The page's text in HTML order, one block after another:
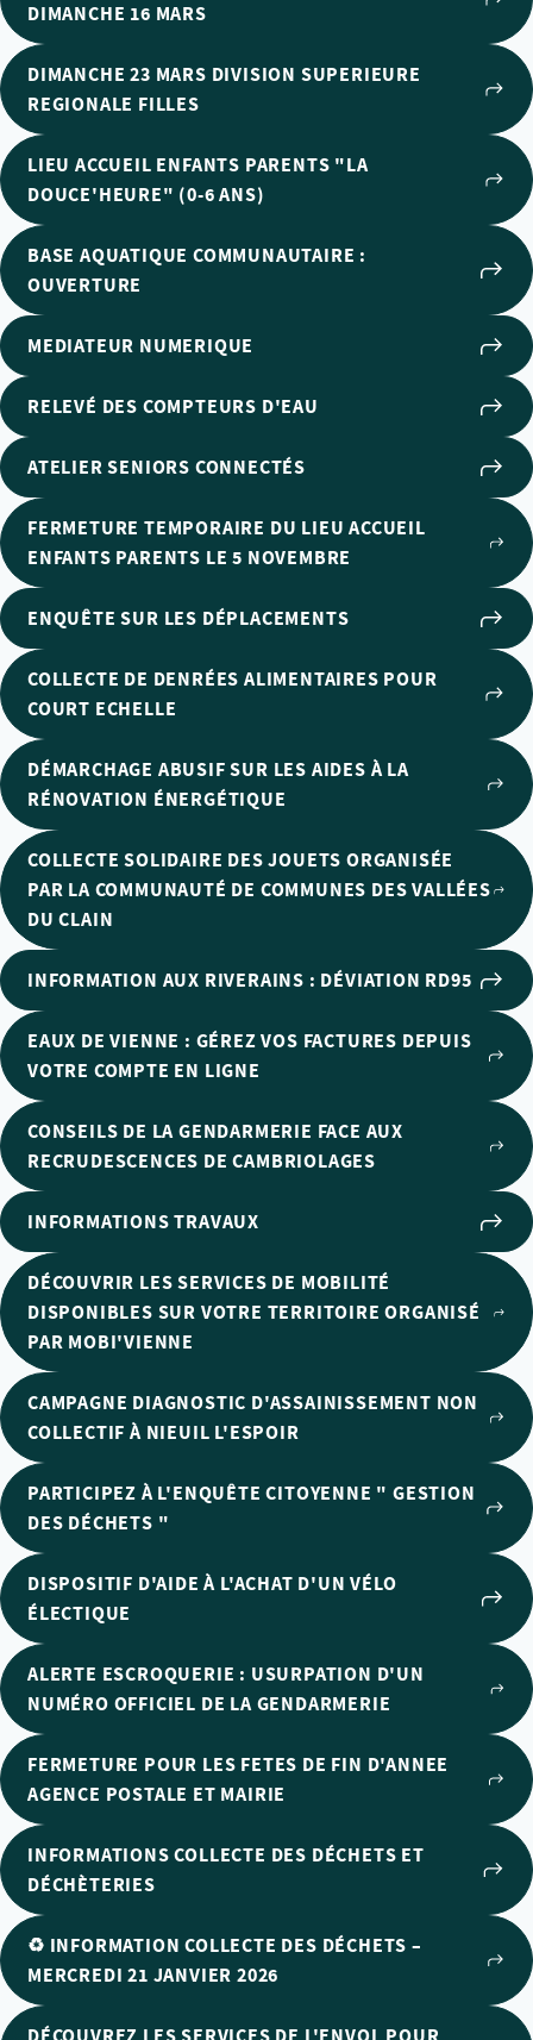
DIMANCHE 16 MARS
DIMANCHE 23 MARS DIVISION SUPERIEURE
REGIONALE FILLES
LIEU ACCUEIL ENFANTS PARENTS "LA
DOUCE'HEURE" (0-6 ANS)
BASE AQUATIQUE COMMUNAUTAIRE :
OUVERTURE
MEDIATEUR NUMERIQUE
RELEVÉ DES COMPTEURS D'EAU
ATELIER SENIORS CONNECTÉS
FERMETURE TEMPORAIRE DU LIEU ACCUEIL
ENFANTS PARENTS LE 5 NOVEMBRE
ENQUÊTE SUR LES DÉPLACEMENTS
COLLECTE DE DENRÉES ALIMENTAIRES POUR
COURT ECHELLE
DÉMARCHAGE ABUSIF SUR LES AIDES À LA
RÉNOVATION ÉNERGÉTIQUE
COLLECTE SOLIDAIRE DES JOUETS ORGANISÉE
PAR LA COMMUNAUTÉ DE COMMUNES DES VALLÉES
DU CLAIN
INFORMATION AUX RIVERAINS : DÉVIATION RD95
EAUX DE VIENNE : GÉREZ VOS FACTURES DEPUIS
VOTRE COMPTE EN LIGNE
CONSEILS DE LA GENDARMERIE FACE AUX
RECRUDESCENCES DE CAMBRIOLAGES
INFORMATIONS TRAVAUX
DÉCOUVRIR LES SERVICES DE MOBILITÉ
DISPONIBLES SUR VOTRE TERRITOIRE ORGANISÉ
PAR MOBI'VIENNE
CAMPAGNE DIAGNOSTIC D'ASSAINISSEMENT NON
COLLECTIF À NIEUIL L'ESPOIR
PARTICIPEZ À L'ENQUÊTE CITOYENNE " GESTION
DES DÉCHETS "
DISPOSITIF D'AIDE À L'ACHAT D'UN VÉLO
ÉLECTIQUE
ALERTE ESCROQUERIE : USURPATION D'UN
NUMÉRO OFFICIEL DE LA GENDARMERIE
FERMETURE POUR LES FETES DE FIN D'ANNEE
AGENCE POSTALE ET MAIRIE
INFORMATIONS COLLECTE DES DÉCHETS ET
DÉCHÈTERIES
♻️ INFORMATION COLLECTE DES DÉCHETS –
MERCREDI 21 JANVIER 2026